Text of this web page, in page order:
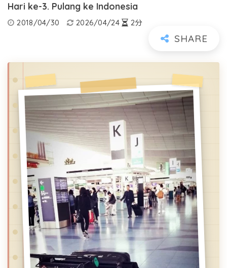
Hari ke-3. Pulang ke Indonesia
2018/04/30 2026/04/24 2分